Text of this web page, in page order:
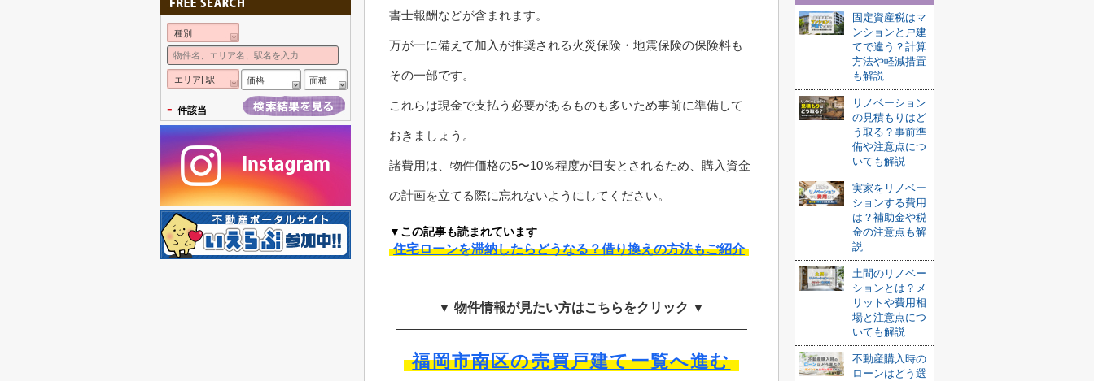
書士報酬などが含まれます。
万が一に備えて加入が推奨される火災保険・地震保険の保険料も
その一部です。
これらは現金で支払う必要があるものも多いため事前に準備して
おきましょう。
諸費用は、物件価格の5〜10％程度が目安とされるため、購入資金
の計画を立てる際に忘れないようにしてください。
▼この記事も読まれています
住宅ローンを滞納したらどうなる？借り換えの方法もご紹介
▼ 物件情報が見たい方はこちらをクリック ▼
福岡市南区の売買戸建て一覧へ進む
固定資産税はマ
ンションと戸建
てで違う？計算
方法や軽減措置
も解説
リノベーション
の見積もりはど
う取る？事前準
備や注意点につ
いても解説
実家をリノベー
ションする費用
は？補助金や税
金の注意点も解
説
土間のリノベー
ションとは？メ
リットや費用相
場と注意点につ
いても解説
不動産購入時の
ローンはどう選
種別
エリア| 駅 価格 面積
- 件該当